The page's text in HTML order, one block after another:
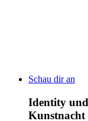
Schau dir an
Identity
Kunstnacht